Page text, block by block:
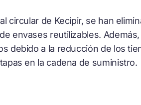
circular de Kecipir, se han
envases reutilizables.
debido a la reducción de los
en la cadena de suministro.